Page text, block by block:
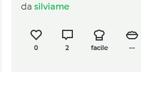
da silviame
0 2 facile --